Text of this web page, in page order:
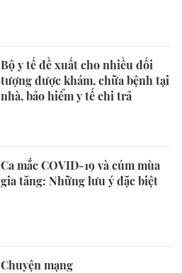
Bộ y tế đề xuất cho nhiều đối
tượng được khám, chữa bệnh tại
nhà, bảo hiểm y tế chi trả
Ca mắc COVID-19 và cúm mùa
gia tăng: Những lưu ý đặc biệt
Chuyện mạng